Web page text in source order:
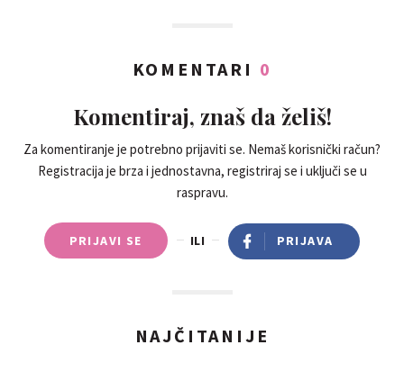
KOMENTARI 0
Komentiraj, znaš da želiš!
Za komentiranje je potrebno prijaviti se. Nemaš korisnički račun?
Registracija je brza i jednostavna, registriraj se i uključi se u
raspravu.
PRIJAVI SE ILI PRIJAVA
NAJČITANIJE